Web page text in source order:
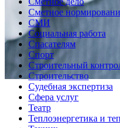
Сметное
СМИ
Социальная работа
Спасателям
Спорт
Строительный
Строительство
Судебная экспертиза
Сфера услуг
Театр
Теплоэнергетика и